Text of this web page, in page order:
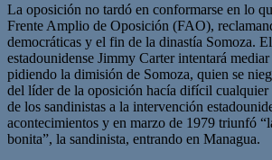
La oposición no tardó en conformarse en lo
Frente Amplio de Oposición (FAO),
democráticas y el fin de la dinastía Somoza.
estadounidense Jimmy Carter intentará
pidiendo la dimisión de Somoza, quien se
del líder de la oposición hacía difícil
de los sandinistas a la intervención
acontecimientos y en marzo de 1979 triunfó
bonita”, la sandinista, entrando en Managua.